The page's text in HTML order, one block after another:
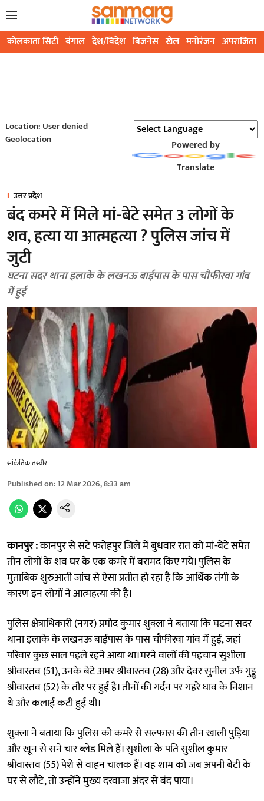
कोलकाता सिटी बंगाल देश/विदेश बिजनेस खेल मनोरंजन अपराजिता
Location: User denied
Geolocation
Powered by
Translate
उत्तर प्रदेश
बंद कमरे में मिले मां-बेटे समेत 3 लोगों के
शव, हत्या या आत्महत्या ? पुलिस जांच में
जुटी
घटना सदर थाना इलाके के लखनऊ बाईपास के पास चौफीरवा गांव
में हुई
सांकेतिक तस्वीर
Published on:12 Mar 2026, 8:33 am
कानपुर :कानपुर से सटे फतेहपुर जिले में बुधवार रात को मां-बेटे समेत
तीन लोगों के शव घर के एक कमरे में बरामद किए गये। पुलिस के
मुताबिक शुरुआती जांच से ऐसा प्रतीत हो रहा है कि आर्थिक तंगी के
कारण इन लोगों ने आत्महत्या की है।
पुलिस क्षेत्राधिकारी (नगर) प्रमोद कुमार शुक्ला ने बताया कि घटना सदर
थाना इलाके के लखनऊ बाईपास के पास चौफीरवा गांव में हुई, जहां
परिवार कुछ साल पहले रहने आया था।मरने वालों की पहचान सुशीला
श्रीवास्तव (51), उनके बेटे अमर श्रीवास्तव (28) और देवर सुनील उर्फ ​​गुड्डू
श्रीवास्तव (52) के तौर पर हुई है। तीनों की गर्दन पर गहरे घाव के निशान
थे और कलाई कटी हुई थी।
शुक्ला ने बताया कि पुलिस को कमरे से सल्फास की तीन खाली पुड़िया
और खून से सने चार ब्लेड मिले हैं। सुशीला के पति सुशील कुमार
श्रीवास्तव (55) पेशे से वाहन चालक हैं। वह शाम को जब अपनी बेटी के
घर से लौटे, तो उन्होंने मुख्य दरवाजा अंदर से बंद पाया।